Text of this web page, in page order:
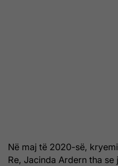
Në maj të 2020-së,
Re, Jacinda Ardern tha